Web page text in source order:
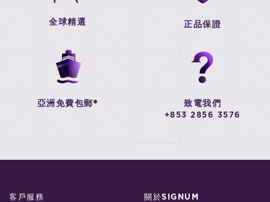
全球精選 正品保證
亞洲免費包郵* 致電我們
+853 2856 3576
客戶服務 關於SIGNUM